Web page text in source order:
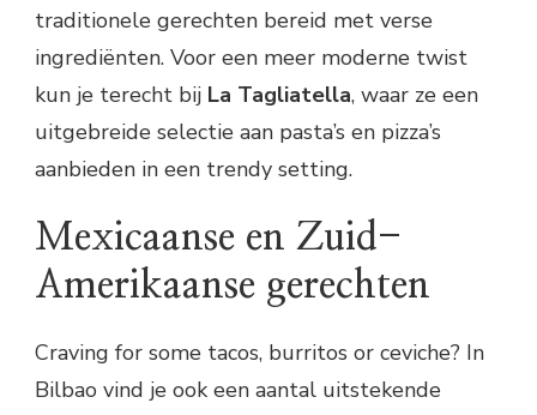
traditionele gerechten bereid met verse
ingrediënten. Voor een meer moderne twist
kun je terecht bij La Tagliatella, waar ze een
uitgebreide selectie aan pasta’s en pizza’s
aanbieden in een trendy setting.
Mexicaanse en Zuid-
Amerikaanse gerechten
Craving for some tacos, burritos or ceviche? In
Bilbao vind je ook een aantal uitstekende